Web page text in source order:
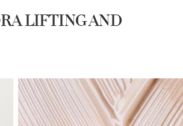
Necessaire exclusiva + Luxury Roller em
LIFTING AND